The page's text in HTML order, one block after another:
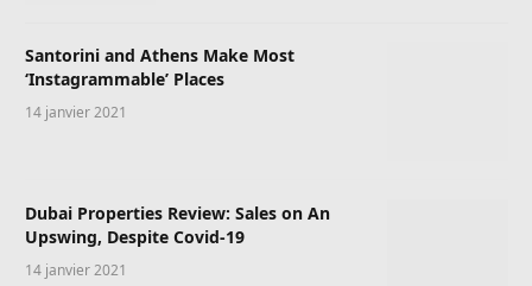
Santorini and Athens Make Most
‘Instagrammable’ Places
14 janvier 2021
Dubai Properties Review: Sales on An
Upswing, Despite Covid-19
14 janvier 2021